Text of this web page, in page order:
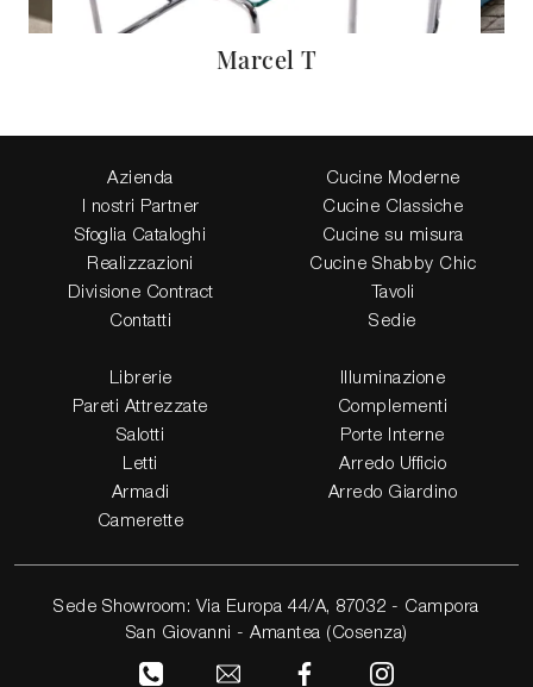
Marcel T
Azienda
I nostri Partner
Sfoglia Cataloghi
Realizzazioni
Divisione Contract
Contatti
Cucine Moderne
Cucine Classiche
Cucine su misura
Cucine Shabby Chic
Tavoli
Sedie
Librerie
Pareti Attrezzate
Salotti
Letti
Armadi
Camerette
Illuminazione
Complementi
Porte Interne
Arredo Ufficio
Arredo Giardino
Sede Showroom: Via Europa 44/A, 87032 - Campora
San Giovanni - Amantea (Cosenza)